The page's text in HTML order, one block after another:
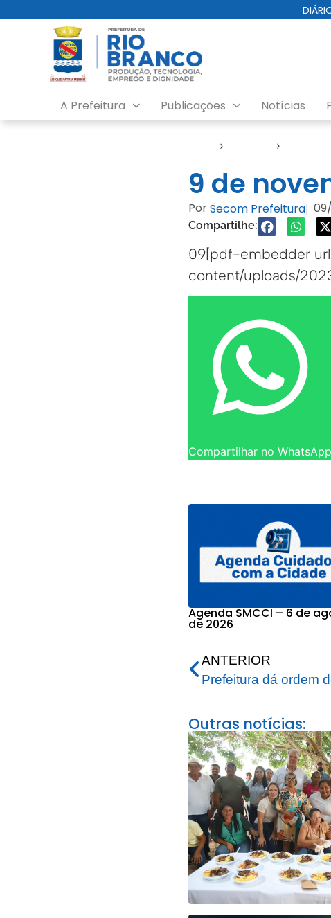
A Prefeitura Publicações Notícias
› ›
9 de
PorSecom Prefeitura|
Compartilhe:
09[pdf-embedder
content/uploads/
Compartilhar no WhatsApp
Agenda SMCCI – 6 de
de 2026
ANTERIOR
Outras notícias: